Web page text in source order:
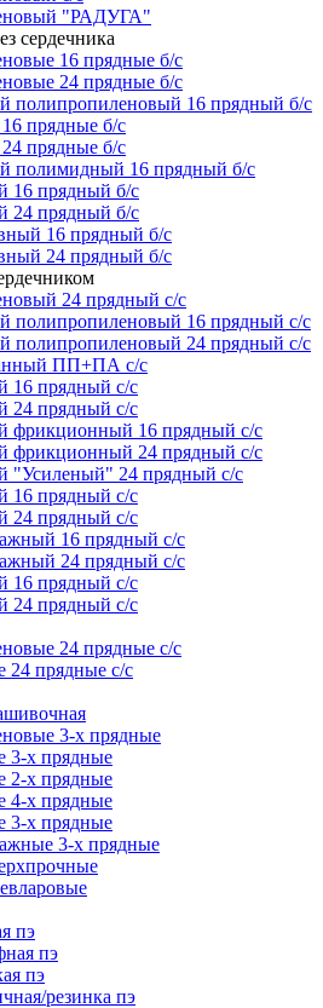
"РАДУГА"
сердечника
16 прядные б/с
24 прядные б/с
полипропиленовый 16 прядный б/с
прядные б/с
прядные б/с
полимидный 16 прядный б/с
16 прядный б/с
24 прядный б/с
16 прядный б/с
24 прядный б/с
24 прядный с/с
полипропиленовый 16 прядный с/с
полипропиленовый 24 прядный с/с
ПП+ПА с/с
16 прядный с/с
24 прядный с/с
фрикционный 16 прядный с/с
фрикционный 24 прядный с/с
"Усиленый" 24 прядный с/с
16 прядный с/с
24 прядный с/с
16 прядный с/с
24 прядный с/с
16 прядный с/с
24 прядный с/с
24 прядные с/с
прядные с/с
3-х прядные
3-х прядные
2-х прядные
4-х прядные
3-х прядные
3-х прядные
пэ
пэ
пэ
резинка пэ